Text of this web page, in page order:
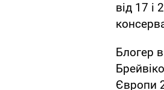
від 17 і
Блогер
Європи